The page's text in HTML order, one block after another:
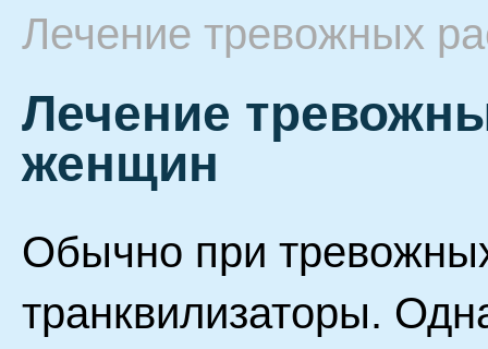
Лечение тревожных
Лечение
женщин
Обычно при
транквилизаторы.